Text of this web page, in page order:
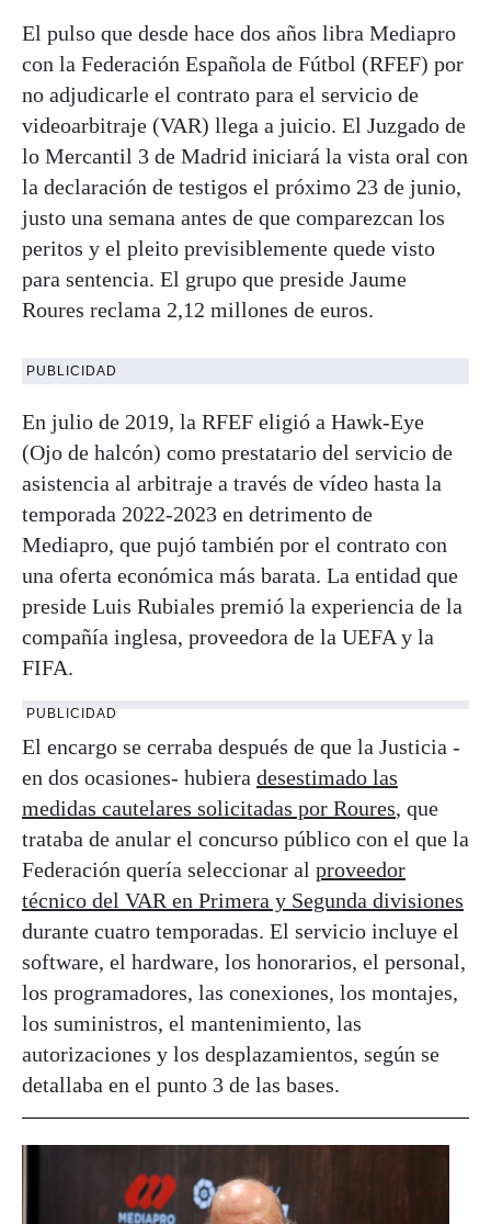
El pulso que desde hace dos años libra Mediapro
con la Federación Española de Fútbol (RFEF) por
no adjudicarle el contrato para el servicio de
videoarbitraje (VAR) llega a juicio. El Juzgado de
lo Mercantil 3 de Madrid iniciará la vista oral con
la declaración de testigos el próximo 23 de junio,
justo una semana antes de que comparezcan los
peritos y el pleito previsiblemente quede visto
para sentencia. El grupo que preside Jaume
Roures reclama 2,12 millones de euros.
PUBLICIDAD
En julio de 2019, la RFEF eligió a Hawk-Eye
(Ojo de halcón) como prestatario del servicio de
asistencia al arbitraje a través de vídeo hasta la
temporada 2022-2023 en detrimento de
Mediapro, que pujó también por el contrato con
una oferta económica más barata. La entidad que
preside Luis Rubiales premió la experiencia de la
compañía inglesa, proveedora de la UEFA y la
FIFA.
PUBLICIDAD
El encargo se cerraba después de que la Justicia -
en dos ocasiones- hubiera desestimado las
medidas cautelares solicitadas por Roures, que
trataba de anular el concurso público con el que la
Federación quería seleccionar al proveedor
técnico del VAR en Primera y Segunda divisiones
durante cuatro temporadas. El servicio incluye el
software, el hardware, los honorarios, el personal,
los programadores, las conexiones, los montajes,
los suministros, el mantenimiento, las
autorizaciones y los desplazamientos, según se
detallaba en el punto 3 de las bases.